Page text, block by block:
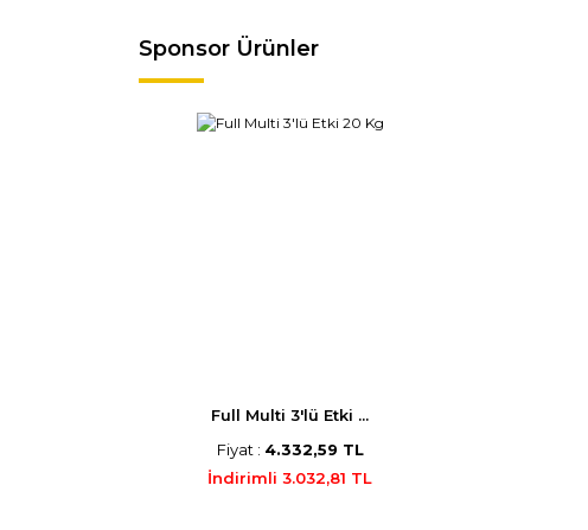
Sponsor Ürünler
Full Multi 3'lü Etki ...
Fiyat : 4.332,59 TL
İndirimli 3.032,81 TL